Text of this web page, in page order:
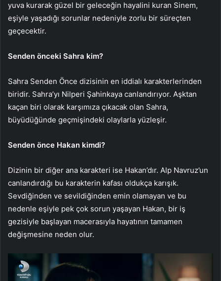
yuva kurarak güzel bir geleceğin hayalini kuran Sinem,
eşiyle yaşadığı sorunlar nedeniyle zorlu bir süreçten
geçecektir.
Senden önceki Sahra kim?
Sahra Senden Önce dizisinin en iddialı karakterlerinden
biridir. Sahra’yı Nilperi Şahinkaya canlandırıyor. Aşktan
kaçan biri olarak karşımıza çıkacak olan Sahra,
büyüdüğünde geçmişindeki olaylarla yüzleşir.
Senden önce Hakan kimdi?
Dizinin bir diğer ana karakteri ise Hakan’dır. Alp Navruz’un
canlandırdığı bu karakterin kafası oldukça karışık.
Sevdiğinden ve sevildiğinden emin olamayan ve bu
nedenle eşiyle pek çok sorun yaşayan Hakan, bir iş
gezisiyle başlayan macerasıyla hayatının tamamen
değişmesine neden olur.